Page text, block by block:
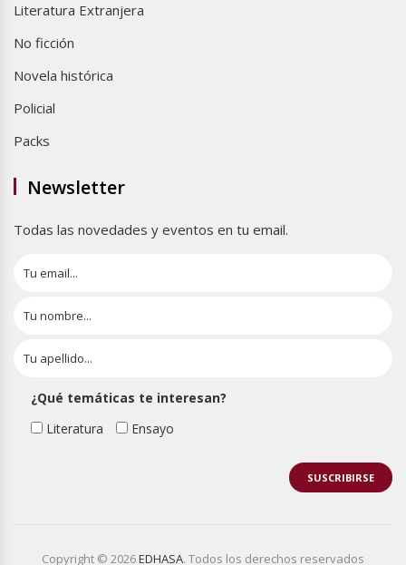
Literatura Extranjera
No ficción
Novela histórica
Policial
Packs
Newsletter
Todas las novedades y eventos en tu email.
¿Qué temáticas te interesan?
Literatura
Ensayo
Copyright © 2026EDHASA. Todos los derechos reservados